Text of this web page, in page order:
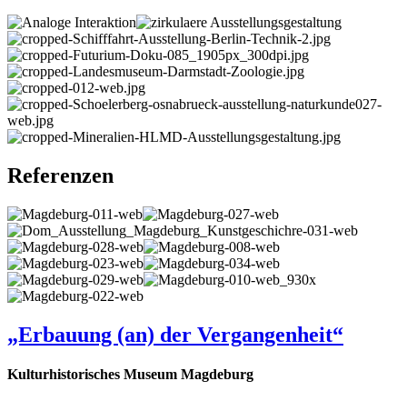
Referenzen
„Erbauung (an) der Vergangenheit“
Kulturhistorisches Museum Magdeburg